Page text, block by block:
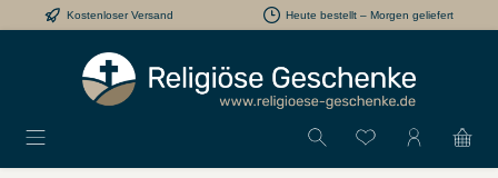
Zum Hauptinhalt springen
Kostenloser Versand Heute bestellt – Morgen geliefert
Du hast 0